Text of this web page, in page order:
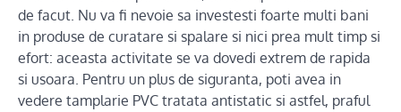
de facut. Nu va fi nevoie sa investesti foarte multi bani
in produse de curatare si spalare si nici prea mult timp si
efort: aceasta activitate se va dovedi extrem de rapida
si usoara. Pentru un plus de siguranta, poti avea in
vedere tamplarie PVC tratata antistatic si astfel, praful